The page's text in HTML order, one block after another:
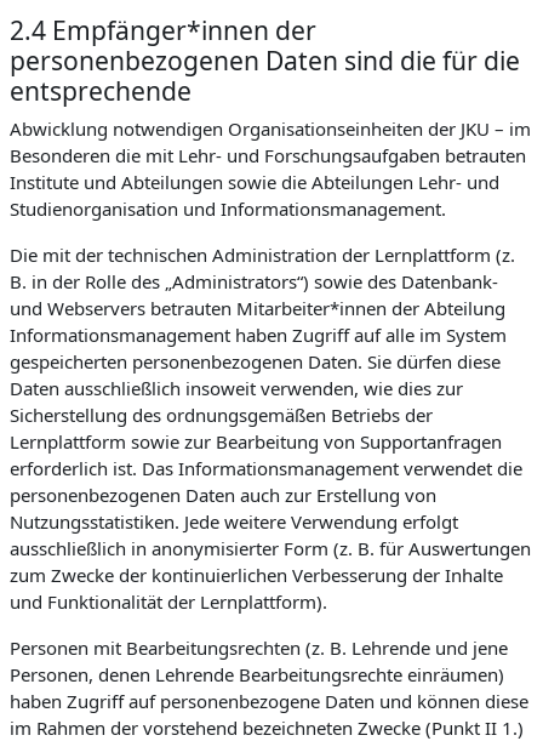
2.4 Empfänger*innen der
personenbezogenen Daten sind die für die
entsprechende
Abwicklung notwendigen Organisationseinheiten der JKU – im
Besonderen die mit Lehr- und Forschungsaufgaben betrauten
Institute und Abteilungen sowie die Abteilungen Lehr- und
Studienorganisation und Informationsmanagement.
Die mit der technischen Administration der Lernplattform (z.
B. in der Rolle des „Administrators“) sowie des Datenbank-
und Webservers betrauten Mitarbeiter*innen der Abteilung
Informationsmanagement haben Zugriff auf alle im System
gespeicherten personenbezogenen Daten. Sie dürfen diese
Daten ausschließlich insoweit verwenden, wie dies zur
Sicherstellung des ordnungsgemäßen Betriebs der
Lernplattform sowie zur Bearbeitung von Supportanfragen
erforderlich ist. Das Informationsmanagement verwendet die
personenbezogenen Daten auch zur Erstellung von
Nutzungsstatistiken. Jede weitere Verwendung erfolgt
ausschließlich in anonymisierter Form (z. B. für Auswertungen
zum Zwecke der kontinuierlichen Verbesserung der Inhalte
und Funktionalität der Lernplattform).
Personen mit Bearbeitungsrechten (z. B. Lehrende und jene
Personen, denen Lehrende Bearbeitungsrechte einräumen)
haben Zugriff auf personenbezogene Daten und können diese
im Rahmen der vorstehend bezeichneten Zwecke (Punkt II 1.)